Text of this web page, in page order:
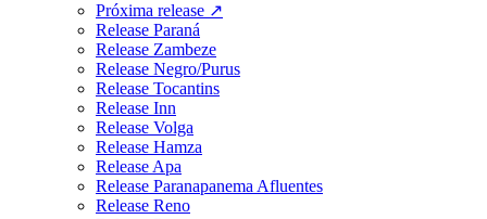
Próxima release ↗
Release Paraná
Release Zambeze
Release Negro/Purus
Release Tocantins
Release Inn
Release Volga
Release Hamza
Release Apa
Release Paranapanema Afluentes
Release Reno